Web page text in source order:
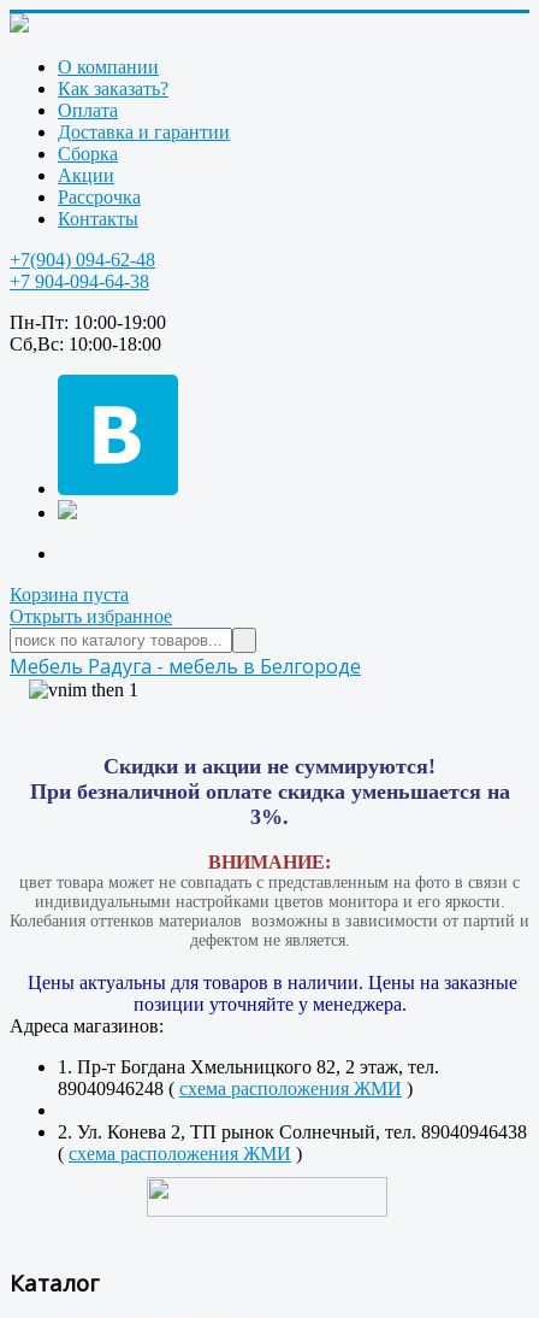
О компании
Как заказать?
Оплата
Доставка и гарантии
Сборка
Акции
Рассрочка
Контакты
+7(904) 094-62-48
+7 904-094-64-38
Пн-Пт: 10:00-19:00
Сб,Вс: 10:00-18:00
Корзина пуста
Открыть избранное
Мебель Радуга - мебель в Белгороде
Скидки и акции не суммируются!
При безналичной оплате скидка уменьшается на
3%.
ВНИМАНИЕ:
цвет товара может не совпадать с представленным на фото в связи с
индивидуальными настройками цветов монитора и его яркости.
Колебания оттенков материалов​ ​ возможны в зависимости от партий и
дефектом не является.
Цены актуальны для товаров в наличии. Цены на заказные
позиции уточняйте у менеджера.
Адреса магазинов:
1. Пр-т Богдана Хмельницкого 82, 2 этаж, тел.
89040946248 ( схема расположения ЖМИ )
2. Ул. Конева 2, ТП рынок Солнечный, тел. 89040946438
( схема расположения ЖМИ )
Каталог